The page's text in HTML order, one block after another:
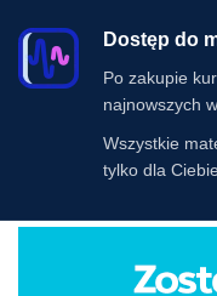
Dostęp do
Po zakupie
najnowszych
Wszystkie
tylko dla